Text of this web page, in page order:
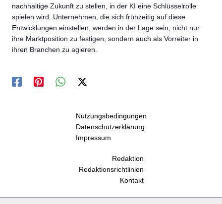
nachhaltige Zukunft zu stellen, in der KI eine Schlüsselrolle
spielen wird. Unternehmen, die sich frühzeitig auf diese
Entwicklungen einstellen, werden in der Lage sein, nicht nur
ihre Marktposition zu festigen, sondern auch als Vorreiter in
ihren Branchen zu agieren.
Nutzungsbedingungen
Datenschutzerklärung
Impressum
Redaktion
Redaktionsrichtlinien
Kontakt